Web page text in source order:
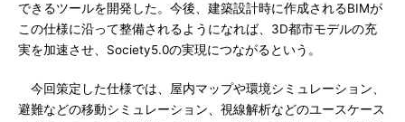
できるツールを開発した。今後、建築設計時に作成されるBIMが
この仕様に沿って整備されるようになれば、3D都市モデルの充
実を加速させ、Society5.0の実現につながるという。
今回策定した仕様では、屋内マップや環境シミュレーション、
避難などの移動シミュレーション、視線解析などのユースケース